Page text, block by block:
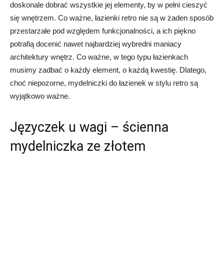
doskonale dobrać wszystkie jej elementy, by w pełni cieszyć
się wnętrzem. Co ważne, łazienki retro nie są w żaden sposób
przestarzałe pod względem funkcjonalności, a ich piękno
potrafią docenić nawet najbardziej wybredni maniacy
architektury wnętrz. Co ważne, w tego typu łazienkach
musimy zadbać o każdy element, o każdą kwestię. Dlatego,
choć niepozorne, mydelniczki do łazienek w stylu retro są
wyjątkowo ważne.
Języczek u wagi – ścienna
mydelniczka ze złotem